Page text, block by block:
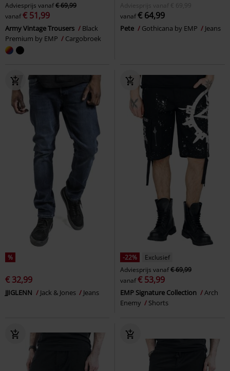
Adviesprijs vanaf€ 69,99
vanaf€ 51,99
Army Vintage Trousers
Black
Premium by EMP
Cargobroek
Adviesprijs
vanaf € 69,99
vanaf€ 64,99
Pete Gothicana by EMP Jeans
%
€ 32,99
JJIGLENN Jack & Jones Jeans
-22%
Exclusief
Adviesprijs vanaf€ 69,99
vanaf€ 53,99
EMP Signature Collection
Arch
Enemy
Shorts